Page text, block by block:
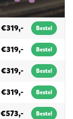
€319,- Bestel
€319,- Bestel
€319,- Bestel
€319,- Bestel
€573,- Bestel